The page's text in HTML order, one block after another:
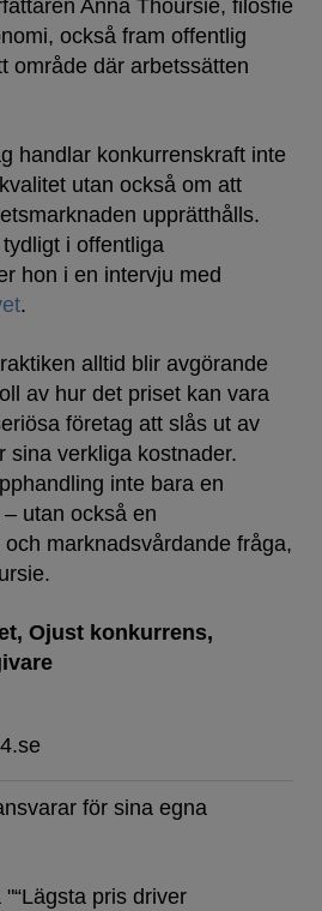
Anna Thoursie, filosfie
också fram offentlig
område där arbetssätten
handlar konkurrenskraft inte
utan också om att
upprätthålls.
i offentliga
hon i en intervju med
.
alltid blir avgörande
av hur det priset kan vara
företag att slås ut av
sina verkliga kostnader.
inte bara en
utan också en
marknadsvårdande fråga,
Ojust konkurrens
för sina egna
"“Lägsta pris driver